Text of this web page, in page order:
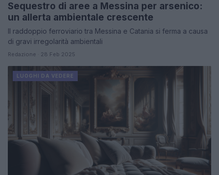
Sequestro di aree a Messina per arsenico:
un allerta ambientale crescente
Il raddoppio ferroviario tra Messina e Catania si ferma a causa
di gravi irregolarità ambientali
Redazione · 28 Feb 2025
LUOGHI DA VEDERE